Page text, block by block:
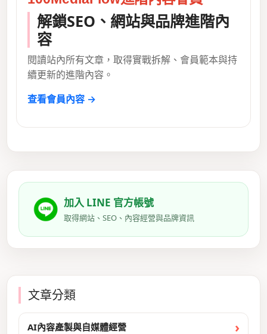
解鎖SEO、網站與品牌進階內
容
閱讀站內所有文章，取得實戰拆解、會員範本與持
續更新的進階內容。
查看會員內容 →
加入 LINE 官方帳號
取得網站、SEO、內容經營與品牌資訊
文章分類
AI內容產製與自媒體經營